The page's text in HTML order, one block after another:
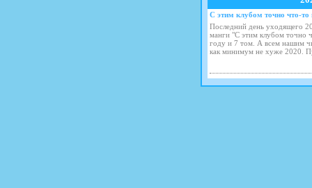
С этим клубом точно что-
Последний день уходящего
манги "С этим клубом точно
году и 7 том. А всем нашим
как минимум не хуже 2020.